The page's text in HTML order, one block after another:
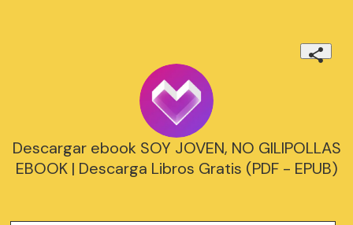
Descargar ebook SOY JOVEN, NO GILIPOLLAS
EBOOK | Descarga Libros Gratis (PDF - EPUB)